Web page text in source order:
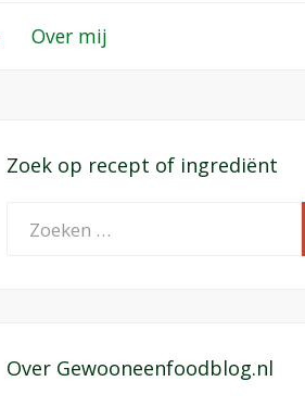
Over mij
Zoek op recept of ingrediënt
Over Gewooneenfoodblog.nl